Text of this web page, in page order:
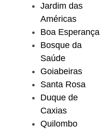
Jardim das
Américas
Boa Esperança
Bosque da
Saúde
Goiabeiras
Santa Rosa
Duque de
Caxias
Quilombo